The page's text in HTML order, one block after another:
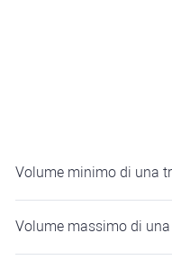
Volume minimo di una
Volume massimo di